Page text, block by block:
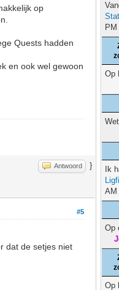
op
Quests hadden
en ook wel gewoon
Antwoord }
#5
dat de setjes niet
PM
Op
Ik
AM
Op
Op